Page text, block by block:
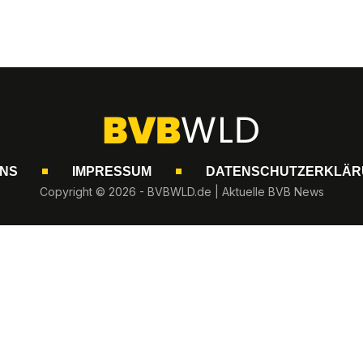
IMPRESSUM
Copyright © 2026 - BVBWLD.de | Aktuelle BVB News